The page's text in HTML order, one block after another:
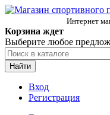
Интернет
Корзина ждет
Выберите любое
Найти
Вход
Регистрация